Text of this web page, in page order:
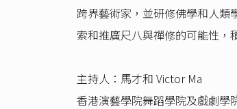
跨界藝術家，並研修佛學和人
索和推廣尺八與禪修的可能性，
主持人：馬才和 Victor Ma
香港演藝學院舞蹈學院及戲劇學